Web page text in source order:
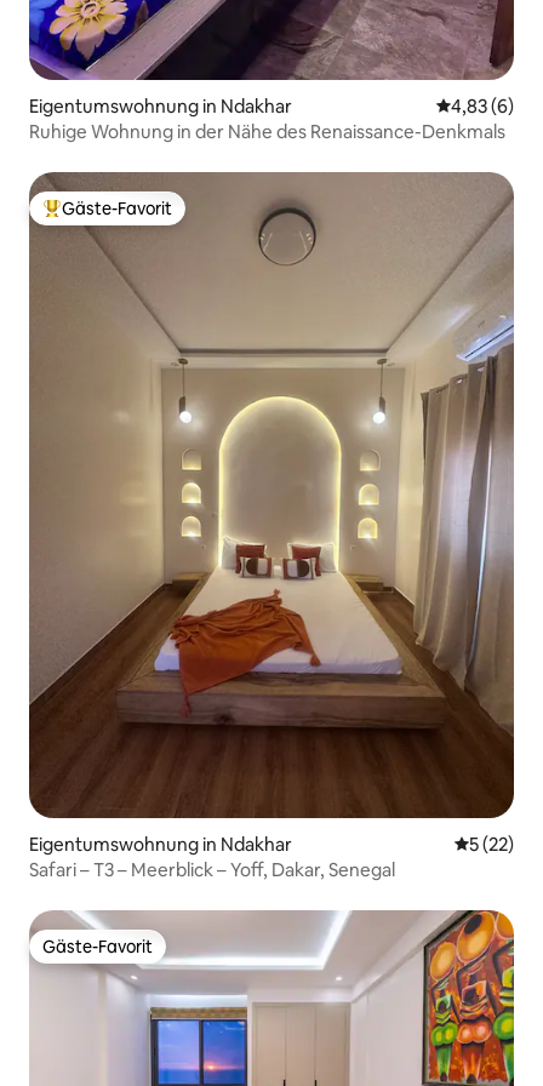
Eigentumswohnung in Ndakhar
4,83 (6)
Ruhige Wohnung in der Nähe des Renaissance-Denkmals
Beliebter Gäste-Favorit.
Gäste-Favorit
Eigentumswohnung in Ndakhar
5 (22)
Safari – T3 – Meerblick – Yoff, Dakar, Senegal
Gäste-Favorit
Gäste-Favorit